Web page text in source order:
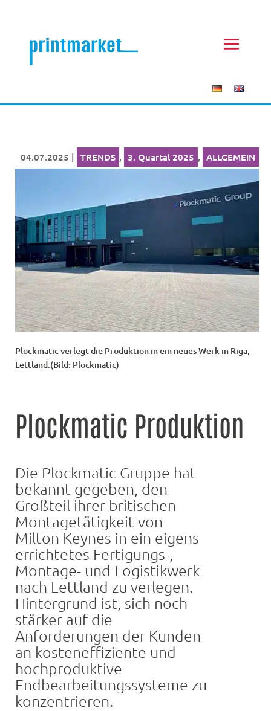
04.07.2025 | TRENDS , 3. Quartal 2025 , ALLGEMEIN
Plockmatic verlegt die Produktion in ein neues Werk in Riga,
Lettland.(Bild: Plockmatic)
Plockmatic Produktion
Die Plockmatic Gruppe hat
bekannt gegeben, den
Großteil ihrer britischen
Montagetätigkeit von
Milton Keynes in ein eigens
errichtetes Fertigungs-,
Montage- und Logistikwerk
nach Lettland zu verlegen.
Hintergrund ist, sich noch
stärker auf die
Anforderungen der Kunden
an kosteneffiziente und
hochproduktive
Endbearbeitungssysteme zu
konzentrieren.